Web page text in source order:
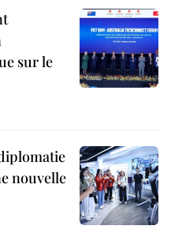
sur le
nouvelle